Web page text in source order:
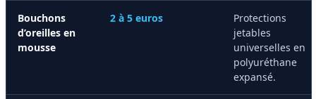
Bouchons
d’oreilles en
mousse
2 à 5 euros
Protections
jetables
universelles en
polyuréthane
expansé.